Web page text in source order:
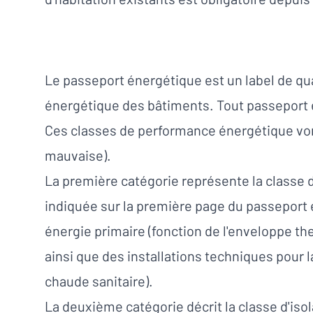
Le passeport énergétique est un label de
énergétique des bâtiments. Tout
Ces classes de performance énergétique
mauvaise).
La première catégorie représente la
indiquée sur la première page du
énergie primaire (fonction de l'enveloppe
ainsi que des installations techniques pour
chaude sanitaire).
La deuxième catégorie décrit la classe